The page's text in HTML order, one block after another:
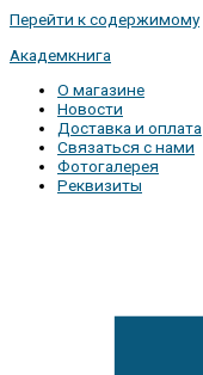
Перейти к содержимому
Академкнига
О магазине
Новости
Доставка и оплата
Связаться с нами
Фотогалерея
Реквизиты